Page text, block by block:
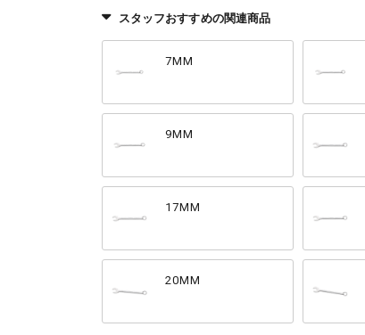
スタッフおすすめの関連商品
7MM
9MM
17MM
20MM